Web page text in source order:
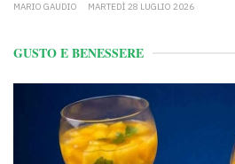
MARIO GAUDIO MARTEDÌ 28 LUGLIO 2026
GUSTO E BENESSERE